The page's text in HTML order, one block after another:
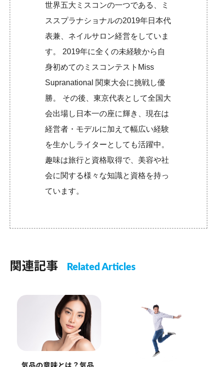
世界五大ミスコンの一つである、ミ
ススプラナショナルの2019年日本代
表兼、ネイルサロン経営をしていま
す。 2019年に全くの未経験から自
身初めてのミスコンテストMiss
Supranational 関東大会に挑戦し優
勝。 その後、東京代表として全国大
会出場し日本一の座に輝き、現在は
経営者・モデルに加えて幅広い経験
を生かしライターとしても活躍中。
趣味は旅行と資格取得で、美容や社
会に関する様々な知識と資格を持っ
ています。
関連記事 Related Articles